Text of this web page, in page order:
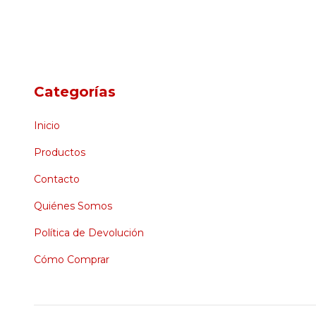
Categorías
Inicio
Productos
Contacto
Quiénes Somos
Política de Devolución
Cómo Comprar